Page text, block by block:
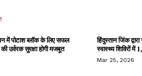
में पोटाश ब्लॉक के लिए सफल
उर्वरक सुरक्षा होगी मजबूत
हिंदुस्तान जिंक
स्वास्थ्य शिविरों में
Mar 25, 2026